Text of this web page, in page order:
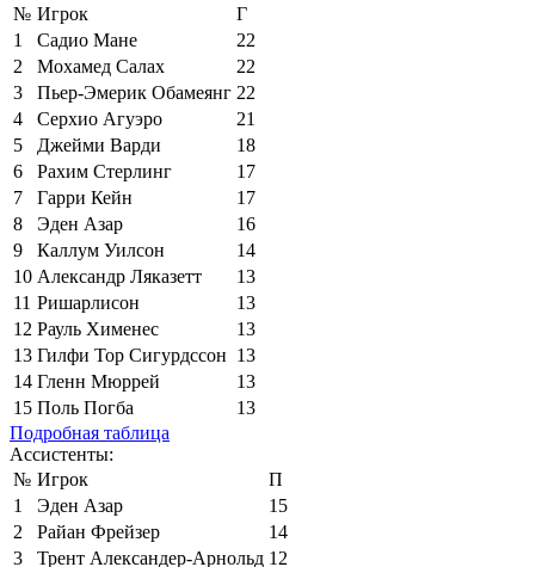
№ Игрок
Г
1
Садио Мане
22
2
Мохамед Салах
22
3
Пьер-Эмерик Обамеянг 22
4
Серхио Агуэро
21
5
Джейми Варди
18
6
Рахим Стерлинг
17
7
Гарри Кейн
17
8
Эден Азар
16
9
Каллум Уилсон
14
10 Александр Ляказетт
13
11 Ришарлисон
13
12 Рауль Хименес
13
13 Гилфи Тор Сигурдссон 13
14 Гленн Мюррей
13
15 Поль Погба
13
Подробная таблица
Ассистенты:
№ Игрок
П
1
Эден Азар
15
2
Райан Фрейзер
14
3
Трент Александер-Арнольд 12